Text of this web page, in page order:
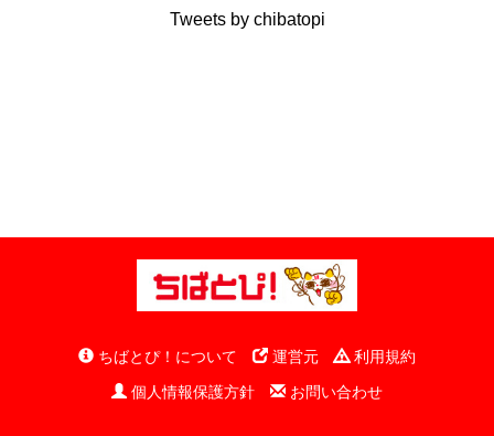
Tweets by chibatopi
ちばとぴ！について 運営元
利用規約
個人情報保護方針
お問い合わせ